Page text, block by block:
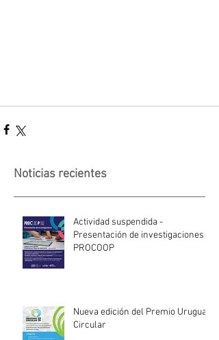
Noticias recientes
Actividad suspendida -
Presentación de investigaciones -
PROCOOP
Nueva edición del Premio Uruguay
Circular